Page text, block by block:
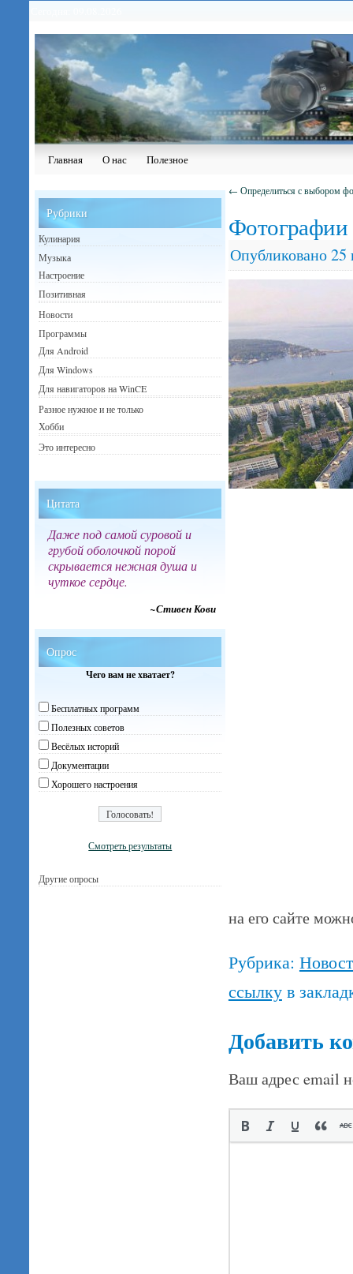
Главная О нас Полезное
← Определиться с выбором
Фотографии
Опубликовано25
на его сайте
Рубрика:
ссылкув
Добавить
Ваш адрес email
Рубрики
Кулинария
Музыка
Настроение
Позитивная
Новости
Программы
Для Android
Для Windows
Для навигаторов на WinCE
Разное нужное и не только
Хобби
Это интересно
Цитата
Даже под самой суровой и
грубой оболочкой порой
скрывается нежная душа и
чуткое сердце.
~Стивен Кови
Опрос
Чего вам не хватает?
Бесплатных программ
Полезных советов
Весёлых историй
Документации
Хорошего настроения
Смотреть результаты
Другие опросы